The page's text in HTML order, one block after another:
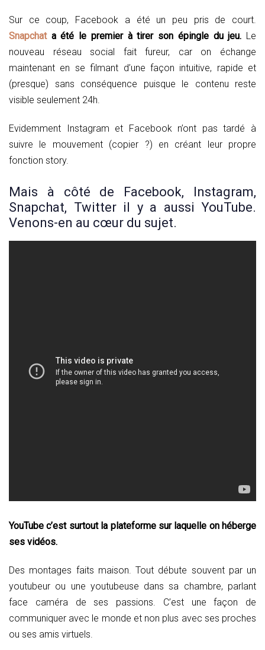
Sur ce coup, Facebook a été un peu pris de court.
Snapchata été le premier à tirer son épingle du jeu. Le
nouveau réseau social fait fureur, car on échange
maintenant en se filmant d’une façon intuitive, rapide et
(presque) sans conséquence puisque le contenu reste
visible seulement 24h.
Evidemment Instagram et Facebook n’ont pas tardé à
suivre le mouvement (copier ?) en créant leur propre
fonction story.
Mais à côté de Facebook, Instagram,
Snapchat, Twitter il y a aussi YouTube.
Venons-en au cœur du sujet.
YouTube c’est surtout la plateforme sur laquelle on héberge
ses vidéos.
Des montages faits maison. Tout débute souvent par un
youtubeur ou une youtubeuse dans sa chambre, parlant
face caméra de ses passions. C’est une façon de
communiquer avec le monde et non plus avec ses proches
ou ses amis virtuels.